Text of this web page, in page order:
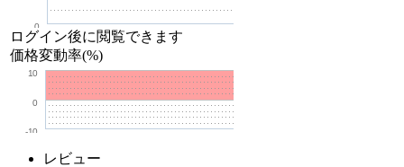
0
ログイン後に閲覧できます
価格変動率(%)
-10
0
10
レビュー